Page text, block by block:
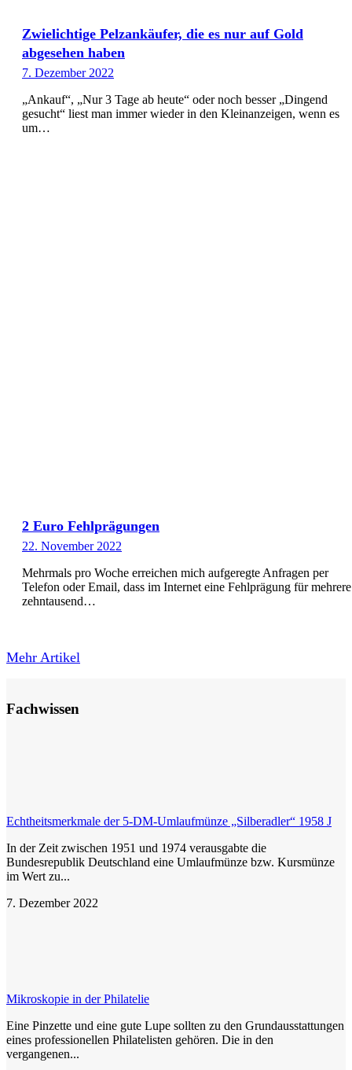
Zwielichtige Pelzankäufer, die es nur auf Gold
abgesehen haben
7. Dezember 2022
„Ankauf“, „Nur 3 Tage ab heute“ oder noch besser „Dingend
gesucht“ liest man immer wieder in den Kleinanzeigen, wenn es
um…
2 Euro Fehlprägungen
22. November 2022
Mehrmals pro Woche erreichen mich aufgeregte Anfragen per
Telefon oder Email, dass im Internet eine Fehlprägung für mehrere
zehntausend…
Mehr Artikel
Fachwissen
Echtheitsmerkmale der 5-DM-Umlaufmünze „Silberadler“ 1958 J
In der Zeit zwischen 1951 und 1974 verausgabte die
Bundesrepublik Deutschland eine Umlaufmünze bzw. Kursmünze
im Wert zu...
7. Dezember 2022
Mikroskopie in der Philatelie
Eine Pinzette und eine gute Lupe sollten zu den Grundausstattungen
eines professionellen Philatelisten gehören. Die in den
vergangenen...